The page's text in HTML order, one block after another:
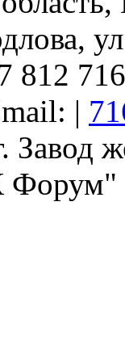
812
|